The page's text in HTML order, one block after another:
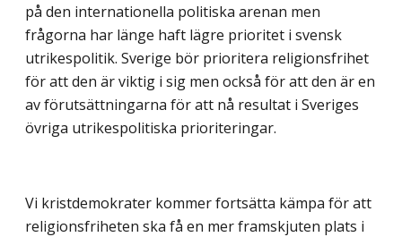
på den internationella politiska arenan men
frågorna har länge haft lägre prioritet i svensk
utrikespolitik. Sverige bör prioritera religionsfrihet
för att den är viktig i sig men också för att den är en
av förut­sättningarna för att nå resultat i Sveriges
övriga utrikespolitiska prioriteringar.
Vi kristdemokrater kommer fortsätta kämpa för att
religionsfriheten ska få en mer framskjuten plats i